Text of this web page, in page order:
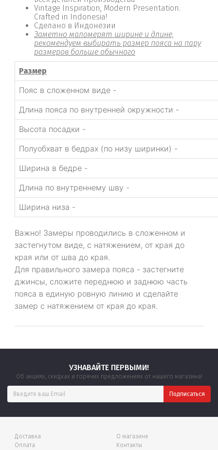
Vintage Inspiration, Modern Presentation.
Crafted in Indonesia!
Сделано в Индонезии
Заметно маломерят ширине и длине,
рекомендуем выбирать размер пояса на пару
размеров больше обычного
Размер
Пояс в сложенном виде -
Длина пояса по внутренней окружности -
Высота посадки -
Полуобхват в бедрах (по низу ширинки) -
Ширина в бедре -
Длина по внутреннему шву -
Ширина низа -
Важно! Замеры проводились в сложенном и
застегнутом виде, с натяжением, от края до
края или от шва до края.
Для правильного замера пояса - застегните
джинсы, сложите переднюю и заднюю часть
пояса в единую ровную линию и сделайте
замер с натяжением от края до края.
УЗНАВАЙТЕ ПЕРВЫМИ!
Об акциях, скидках и горячих предложениях от нашего магазина!
Доставка
Оплата
О магазине
Контакты